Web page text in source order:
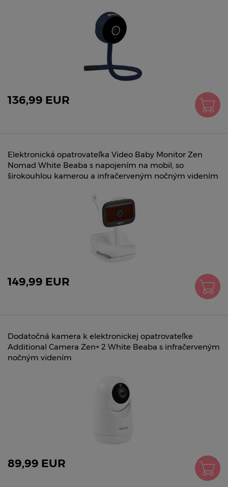
136,99 EUR
Elektronická opatrovateľka Video Baby Monitor Zen
Nomad White Beaba s napojením na mobil, so
širokouhlou kamerou a infračerveným nočným videním
149,99 EUR
Dodatočná kamera k elektronickej opatrovateľke
Additional Camera Zen+ 2 White Beaba s infračerveným
nočným videním
89,99 EUR